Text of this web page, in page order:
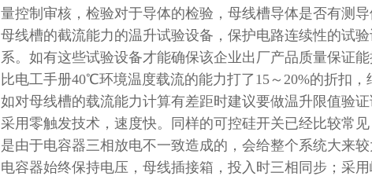
量控制审核，检验对于导体的检验，母线槽导体是否有测
母线槽的截流能力的温升试验设备，保护电路连续性的试
系。如有这些试验设备才能确保该企业出厂产品质量保证
比电工手册40℃环境温度载流的能力打了15～20%的折扣
如对母线槽的载流能力计算有差距时建议要做温升限值验证
采用零触发技术，速度快。同样的可控硅开关已经比较常
是由于电容器三相放电不一致造成的，会给整个系统大来
电容器始终保持电压，母线插接箱，投入时三相同步；采